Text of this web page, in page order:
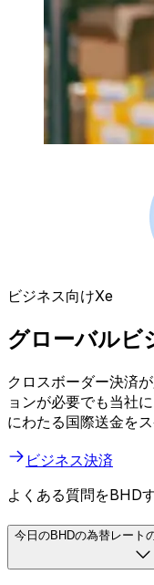
ビジネス向けXe
グローバルビ
クロスボーダー決済
ョンが必要でも当社
にわたる国際送金を
ビジネス決済
よくある質問をBHD
今日のBHDの為替レート